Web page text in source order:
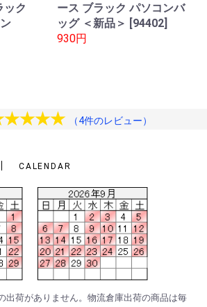
ック
ース ブラック パソコンバ
ッグ ＜新品＞ [94402]
930円
（4件のレビュー）
CALENDAR
出荷がありません。物流倉庫出荷の商品は毎